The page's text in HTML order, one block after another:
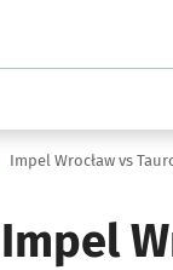
Impel Wrocław vs
Impel